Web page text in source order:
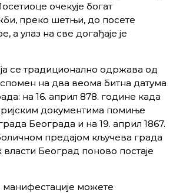
очекује богат
преко шетњи, до посете
а улаз на све догађаје је
се традиционално одржава од
спомен на два веома битна датума
на 16. април 878. године када
документима помиње
Београда и на 19. април 1867.
предајом кључева града
власти Београд поново постаје
можете